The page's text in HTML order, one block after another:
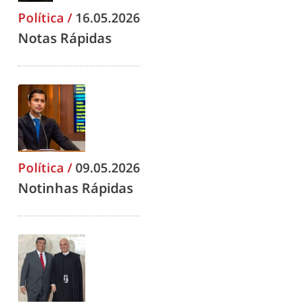
Política / 16.05.2026
Notas Rápidas
Política /09.05.2026
Notinhas Rápidas